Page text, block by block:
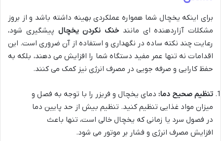
برای اینکه یخچال شما همواره عملکردی بهینه داشته باشد و از بروز
مشکلات آزاردهنده ای مانند خنک نکردن یخچال پیشگیری شود،
رعایت چند نکته ساده در نگهداری و استفاده از آن ضروری است. این
اقدامات نه تنها عمر مفید دستگاه شما را افزایش می دهند، بلکه به
حفظ کارایی و صرفه جویی در مصرف انرژی نیز کمک می کنند.
تنظیم صحیح دما: دمای یخچال و فریزر را با توجه به فصل و
میزان مواد غذایی تنظیم کنید. تنظیم بیش از حد پایین دما
در فصول سرد یا زمانی که یخچال خالی است، تنها باعث
افزایش مصرف انرژی و فشار بر موتور می شود.